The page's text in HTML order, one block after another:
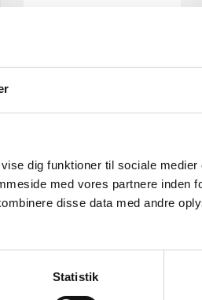
dig funktioner til sociale medier
med vores partnere inden
disse data med andre
Statistik
PVL Stik til Tænding (Dobbelt
Stik)
kr.59,00